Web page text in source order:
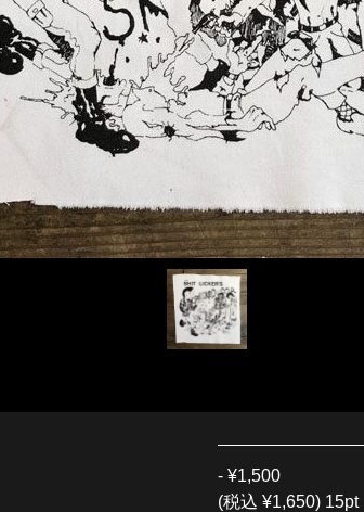
- ¥1,500
(税込 ¥1,650) 15pt